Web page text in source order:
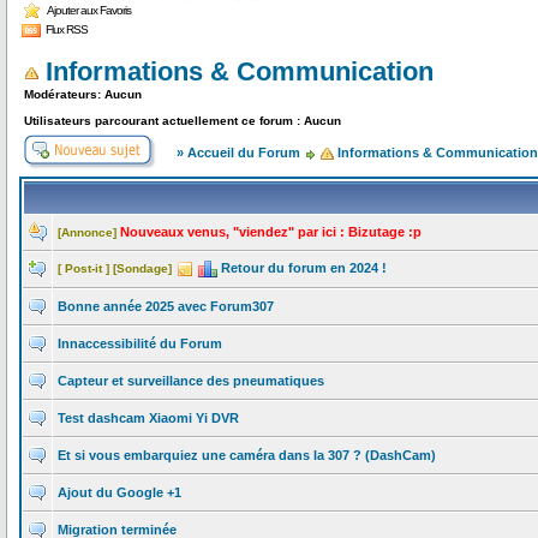
Ajouter aux Favoris
Flux RSS
Informations & Communication
Modérateurs: Aucun
Utilisateurs parcourant actuellement ce forum : Aucun
» Accueil du Forum Informations & Communication
[Annonce] Nouveaux venus, "viendez" par ici : Bizutage :p
[ Post-it ] [Sondage] Retour du forum en 2024 !
Bonne année 2025 avec Forum307
Innaccessibilité du Forum
Capteur et surveillance des pneumatiques
Test dashcam Xiaomi Yi DVR
Et si vous embarquiez une caméra dans la 307 ? (DashCam)
Ajout du Google +1
Migration terminée